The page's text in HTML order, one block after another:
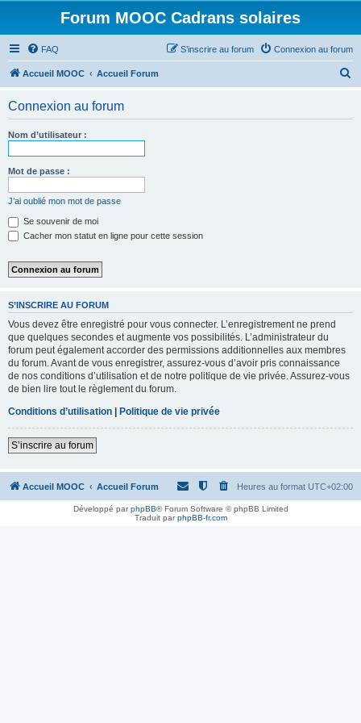
Forum MOOC Cadrans solaires
FAQ Connexion au forum
S’inscrire au forum
Accueil MOOC Accueil Forum
Connexion au forum
Nom d’utilisateur :
Mot de passe :
J’ai oublié mon mot de passe
Se souvenir de moi
Cacher mon statut en ligne pour cette session
S’INSCRIRE AU FORUM
Vous devez être enregistré pour vous connecter. L’enregistrement ne prend
que quelques secondes et augmente vos possibilités. L’administrateur du
forum peut également accorder des permissions additionnelles aux membres
du forum. Avant de vous enregistrer, assurez-vous d’avoir pris connaissance
de nos conditions d’utilisation et de notre politique de vie privée. Assurez-vous
de bien lire tout le règlement du forum.
Conditions d’utilisation | Politique de vie privée
S’inscrire au forum
Accueil MOOC Accueil Forum Heures au format UTC+02:00
Développé parphpBB® Forum Software © phpBB Limited
Traduit parphpBB-fr.com